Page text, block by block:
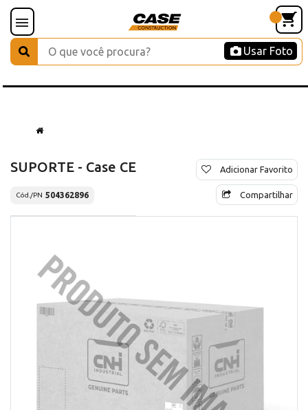
Usar Foto
SUPORTE - Case CE
Cód./PN 504362896
Adicionar Favorito
Compartilhar